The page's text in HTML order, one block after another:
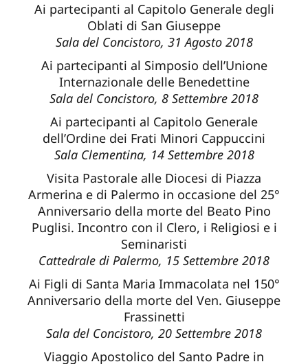
Ai partecipanti al Capitolo Generale degli
Oblati di San Giuseppe
Sala del Concistoro, 31 Agosto 2018
Ai partecipanti al Simposio dell’Unione
Internazionale delle Benedettine
Sala del Concistoro, 8 Settembre 2018
Ai partecipanti al Capitolo Generale
dell’Ordine dei Frati Minori Cappuccini
Sala Clementina, 14 Settembre 2018
Visita Pastorale alle Diocesi di Piazza
Armerina e di Palermo in occasione del 25°
Anniversario della morte del Beato Pino
Puglisi. Incontro con il Clero, i Religiosi e i
Seminaristi
Cattedrale di Palermo, 15 Settembre 2018
Ai Figli di Santa Maria Immacolata nel 150°
Anniversario della morte del Ven. Giuseppe
Frassinetti
Sala del Concistoro, 20 Settembre 2018
Viaggio Apostolico del Santo Padre in